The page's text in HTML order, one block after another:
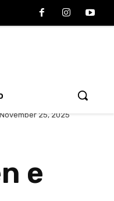
November 25, 2025
e